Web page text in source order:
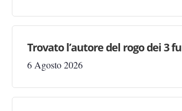
Trovato l’autore del rogo dei 3
6 Agosto 2026